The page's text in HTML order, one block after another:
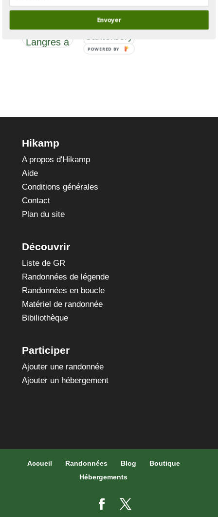
Francigena
de
Langres à
Francigena
: de
à Rome
Hikamp
A propos d'Hikamp
Aide
Conditions générales
Contact
Plan du site
Découvrir
Liste de GR
Randonnées de légende
Randonnées en boucle
Matériel de randonnée
Bibiliothèque
Participer
Ajouter une randonnée
Ajouter un hébergement
Accueil Randonnées Blog
Boutique
Hébergements
Envoyer
POWERED BY